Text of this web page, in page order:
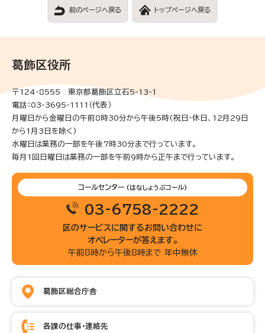
前のページへ戻る トップページへ戻る
葛飾区役所
〒124-8555 東京都葛飾区立石5-13-1
電話：03-3695-1111（代表）
月曜日から金曜日の午前8時30分から午後5時(祝日・休日、12月29日
から1月3日を除く)
水曜日は業務の一部を午後7時30分まで行っています。
毎月1回日曜日は業務の一部を午前9時から正午まで行っています。
コールセンター (はなしょうぶコール)
03-6758-2222
区のサービスに関するお問い合わせに
オペレーターが答えます。
午前8時から午後8時まで 年中無休
葛飾区総合庁舎
各課の仕事・連絡先